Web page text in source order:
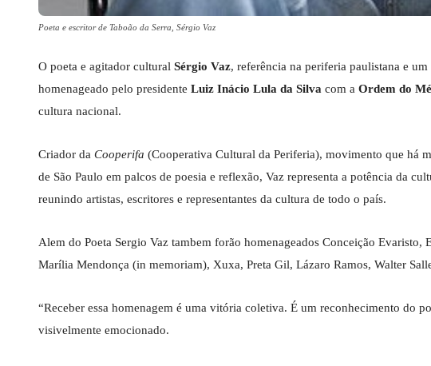
Poeta e escritor de Taboão da Serra, Sérgio Vaz
O poeta e agitador cultural Sérgio Vaz, referência na periferia paulistana e
homenageado pelo presidente Luiz Inácio Lula da Silva com a Ordem do
cultura nacional.
Criador da Cooperifa (Cooperativa Cultural da Periferia), movimento que há
de São Paulo em palcos de poesia e reflexão, Vaz representa a potência da
reunindo artistas, escritores e representantes da cultura de todo o país.
Alem do Poeta Sergio Vaz tambem forão homenageados Conceição
Marília Mendonça (in memoriam), Xuxa, Preta Gil, Lázaro Ramos, Walter
“Receber essa homenagem é uma vitória coletiva. É um reconhecimento do
visivelmente emocionado.